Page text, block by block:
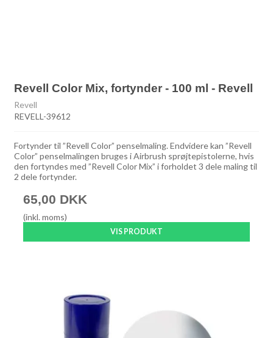
Revell Color Mix, fortynder - 100 ml - Revell
Revell
REVELL-39612
Fortynder til ”Revell Color” penselmaling. Endvidere kan ”Revell
Color” penselmalingen bruges i Airbrush sprøjtepistolerne, hvis
den fortyndes med ”Revell Color Mix” i forholdet 3 dele maling til
2 dele fortynder.
65,00 DKK
(inkl. moms)
VIS PRODUKT